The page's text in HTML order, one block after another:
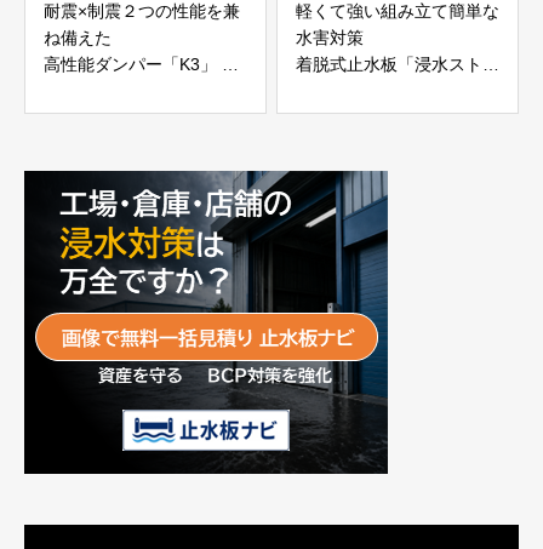
耐震×制震２つの性能を兼
ね備えた
高性能ダンパー「K3」 富
軽くて強い組み立て簡単な
水害対策
着脱式止水板「浸水ストッ
富士工業株式会社